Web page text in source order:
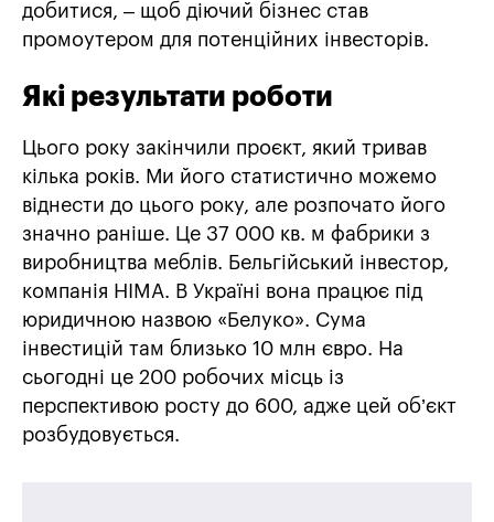
добитися, – щоб діючий бізнес став
промоутером для потенційних інвесторів.
Які результати роботи
Цього року закінчили проєкт, який тривав
кілька років. Ми його статистично можемо
віднести до цього року, але розпочато його
значно раніше. Це 37 000 кв. м фабрики з
виробництва меблів. Бельгійський інвестор,
компанія HIMA. В Україні вона працює під
юридичною назвою «Белуко». Сума
інвестицій там близько 10 млн євро. На
сьогодні це 200 робочих місць із
перспективою росту до 600, адже цей об’єкт
розбудовується.